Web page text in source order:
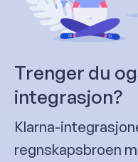
Trenger du
integrasjon?
Klarna-
regnskapsbroen